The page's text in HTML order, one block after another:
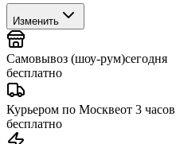
Изменить
Самовывоз (шоу-рум)сегодня
бесплатно
Курьером по Москвеот 3 часов
бесплатно